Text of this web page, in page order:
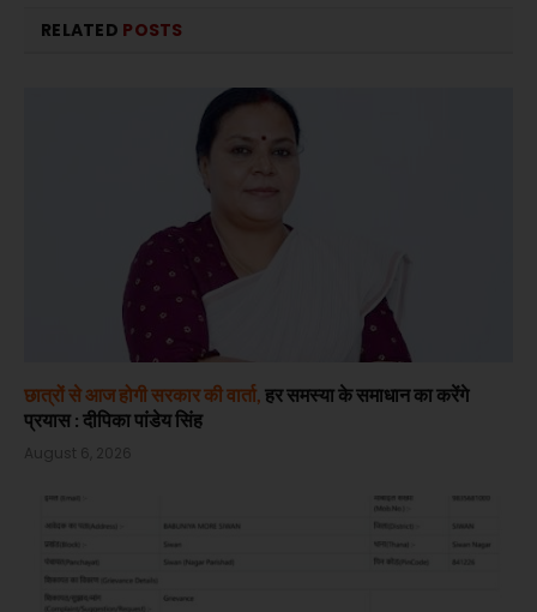
RELATED POSTS
छात्रों से आज होगी सरकार की वार्ता, हर समस्या के समाधान का करेंगे
प्रयास : दीपिका पांडेय सिंह
August 6, 2026